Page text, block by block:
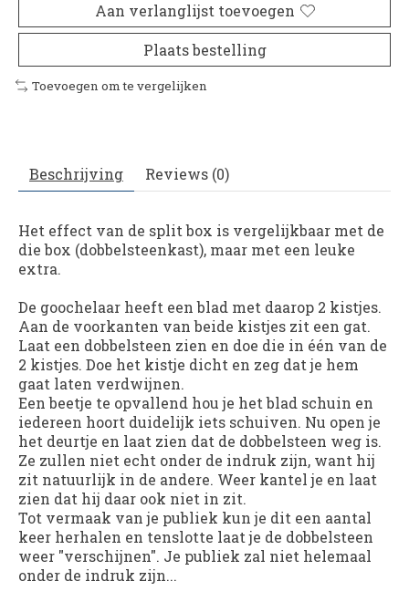
Aan verlanglijst toevoegen
Plaats bestelling
Toevoegen om te vergelijken
Beschrijving Reviews (0)
Het effect van de split box is vergelijkbaar met de
die box (dobbelsteenkast), maar met een leuke
extra.
De goochelaar heeft een blad met daarop 2 kistjes.
Aan de voorkanten van beide kistjes zit een gat.
Laat een dobbelsteen zien en doe die in één van de
2 kistjes. Doe het kistje dicht en zeg dat je hem
gaat laten verdwijnen.
Een beetje te opvallend hou je het blad schuin en
iedereen hoort duidelijk iets schuiven. Nu open je
het deurtje en laat zien dat de dobbelsteen weg is.
Ze zullen niet echt onder de indruk zijn, want hij
zit natuurlijk in de andere. Weer kantel je en laat
zien dat hij daar ook niet in zit.
Tot vermaak van je publiek kun je dit een aantal
keer herhalen en tenslotte laat je de dobbelsteen
weer "verschijnen". Je publiek zal niet helemaal
onder de indruk zijn...